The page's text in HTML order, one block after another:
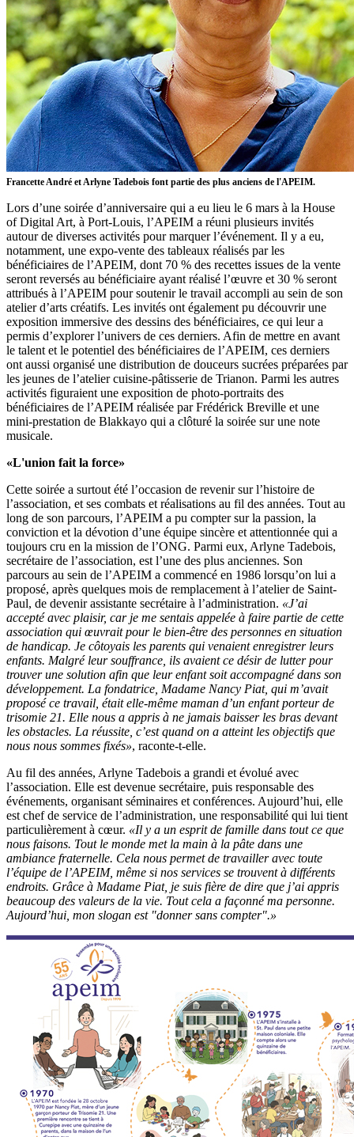
Francette André et Arlyne Tadebois font partie des plus anciens de l'APEIM.
Lors d’une soirée d’anniversaire qui a eu lieu le 6 mars à la House
of Digital Art, à Port-Louis, l’APEIM a réuni plusieurs invités
autour de diverses activités pour marquer l’événement. Il y a eu,
notamment, une expo-vente des tableaux réalisés par les
bénéficiaires de l’APEIM, dont 70 % des recettes issues de la vente
seront reversés au bénéficiaire ayant réalisé l’œuvre et 30 % seront
attribués à l’APEIM pour soutenir le travail accompli au sein de son
atelier d’arts créatifs. Les invités ont également pu découvrir une
exposition immersive des dessins des bénéficiaires, ce qui leur a
permis d’explorer l’univers de ces derniers. Afin de mettre en avant
le talent et le potentiel des bénéficiaires de l’APEIM, ces derniers
ont aussi organisé une distribution de douceurs sucrées préparées par
les jeunes de l’atelier cuisine-pâtisserie de Trianon. Parmi les autres
activités figuraient une exposition de photo-portraits des
bénéficiaires de l’APEIM réalisée par Frédérick Breville et une
mini-prestation de Blakkayo qui a clôturé la soirée sur une note
musicale.
«L'union fait la force»
Cette soirée a surtout été l’occasion de revenir sur l’histoire de
l’association, et ses combats et réalisations au fil des années. Tout au
long de son parcours, l’APEIM a pu compter sur la passion, la
conviction et la dévotion d’une équipe sincère et attentionnée qui a
toujours cru en la mission de l’ONG. Parmi eux, Arlyne Tadebois,
secrétaire de l’association, est l’une des plus anciennes. Son
parcours au sein de l’APEIM a commencé en 1986 lorsqu’on lui a
proposé, après quelques mois de remplacement à l’atelier de Saint-
Paul, de devenir assistante secrétaire à l’administration. «J’ai
accepté avec plaisir, car je me sentais appelée à faire partie de cette
association qui œuvrait pour le bien-être des personnes en situation
de handicap. Je côtoyais les parents qui venaient enregistrer leurs
enfants. Malgré leur souffrance, ils avaient ce désir de lutter pour
trouver une solution afin que leur enfant soit accompagné dans son
développement. La fondatrice, Madame Nancy Piat, qui m’avait
proposé ce travail, était elle-même maman d’un enfant porteur de
trisomie 21. Elle nous a appris à ne jamais baisser les bras devant
les obstacles. La réussite, c’est quand on a atteint les objectifs que
nous nous sommes fixés», raconte-t-elle.
Au fil des années, Arlyne Tadebois a grandi et évolué avec
l’association. Elle est devenue secrétaire, puis responsable des
événements, organisant séminaires et conférences. Aujourd’hui, elle
est chef de service de l’administration, une responsabilité qui lui tient
particulièrement à cœur. «Il y a un esprit de famille dans tout ce que
nous faisons. Tout le monde met la main à la pâte dans une
ambiance fraternelle. Cela nous permet de travailler avec toute
l’équipe de l’APEIM, même si nos services se trouvent à différents
endroits. Grâce à Madame Piat, je suis fière de dire que j’ai appris
beaucoup des valeurs de la vie. Tout cela a façonné ma personne.
Aujourd’hui, mon slogan est "donner sans compter".»